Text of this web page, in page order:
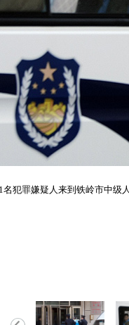
名犯罪嫌疑人来到铁岭市中级